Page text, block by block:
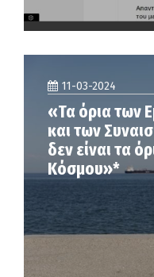
11-03-2024
«Τα όρια των
και των
δεν είναι τα
Κόσμου»*